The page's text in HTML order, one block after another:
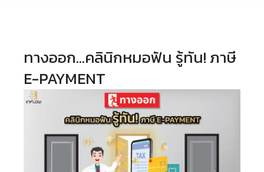
ทางออก…คลินิกหมอฟัน รู้ทัน! ภาษี
E-PAYMENT